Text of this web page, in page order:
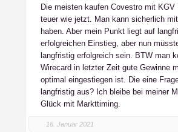
Die meisten kaufen Covestro mit
teuer wie jetzt. Man kann sicherlich
haben. Aber mein Punkt liegt auf
erfolgreichen Einstieg, aber nun
langfristig erfolgreich sein. BTW man
Wirecard in letzter Zeit gute Gewinne
optimal eingestiegen ist. Die eine
langfristig aus? Ich bleibe bei meiner
Glück mit Markttiming.
16. Januar 2021